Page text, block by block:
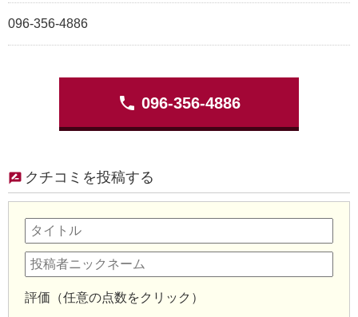
096-356-4886
phone 096-356-4886
クチコミを投稿する
評価（任意の点数をクリック）